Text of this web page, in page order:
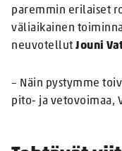
paremmin erilaiset
väliaikainen
neuvotellut Jouni
– Näin pystymme
pito- ja vetovoimaa,